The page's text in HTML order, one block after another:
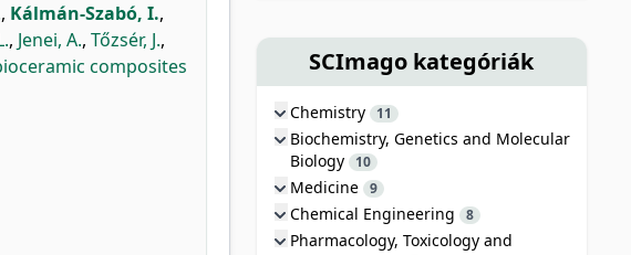
, Kálmán-Szabó, I.,
, Jenei, A., Tőzsér, J.,
composites
SCImago kategóriák
Chemistry 11
Biochemistry, Genetics and Molecular
Biology
10
Medicine 9
Chemical Engineering 8
Pharmacology, Toxicology and